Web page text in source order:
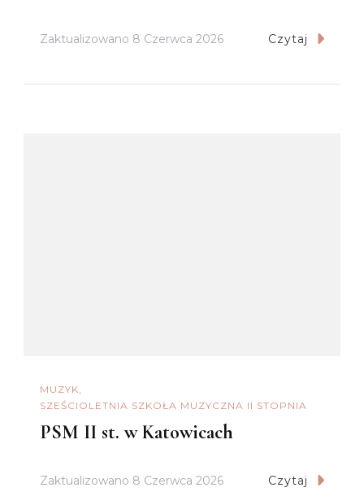
Zaktualizowano 8 Czerwca 2026 Czytaj
MUZYK
SZEŚCIOLETNIA SZKOŁA MUZYCZNA II STOPNIA
PSM II st. w Katowicach
Zaktualizowano 8 Czerwca 2026 Czytaj